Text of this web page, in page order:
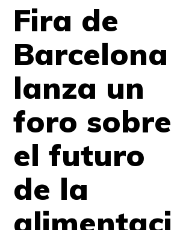
Fira de
Barcelona
lanza un
foro sobre
el futuro
de la
alimentaci